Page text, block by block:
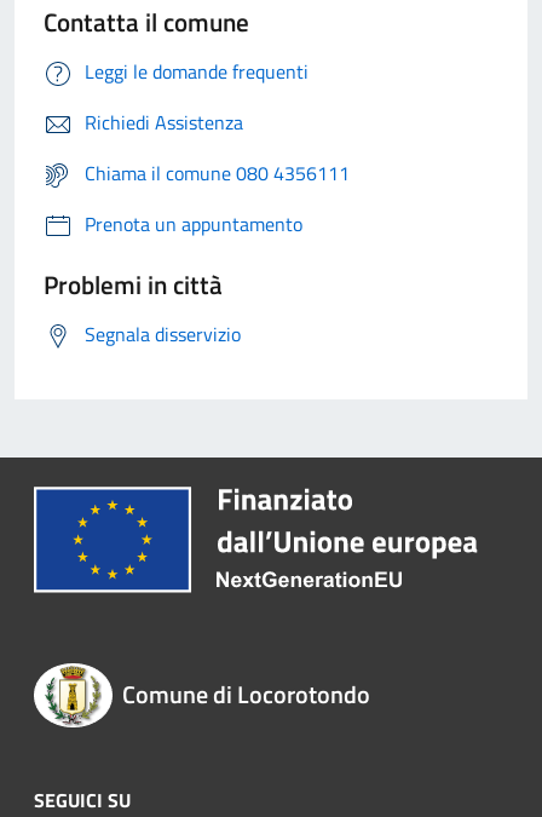
Contatta il comune
Leggi le domande frequenti
Richiedi Assistenza
Chiama il comune 080 4356111
Prenota un appuntamento
Problemi in città
Segnala disservizio
Comune di Locorotondo
SEGUICI SU